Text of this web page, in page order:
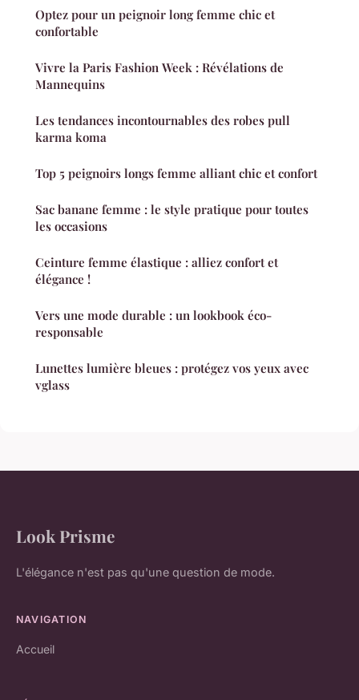
Optez pour un peignoir long femme chic et
confortable
Vivre la Paris Fashion Week : Révélations de
Mannequins
Les tendances incontournables des robes pull
karma koma
Top 5 peignoirs longs femme alliant chic et confort
Sac banane femme : le style pratique pour toutes
les occasions
Ceinture femme élastique : alliez confort et
élégance !
Vers une mode durable : un lookbook éco-
responsable
Lunettes lumière bleues : protégez vos yeux avec
vglass
Look Prisme
L'élégance n'est pas qu'une question de mode.
NAVIGATION
Accueil